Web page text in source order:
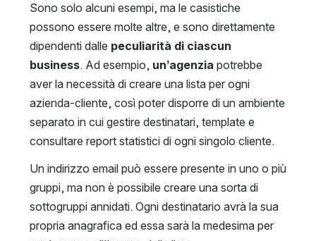
Sono solo alcuni esempi, ma le casistiche
possono essere molte altre, e sono direttamente
dipendenti dalle peculiarità di ciascun
business. Ad esempio, un’agenzia potrebbe
aver la necessità di creare una lista per ogni
azienda-cliente, così poter disporre di un ambiente
separato in cui gestire destinatari, template e
consultare report statistici di ogni singolo cliente.
Un indirizzo email può essere presente in uno o più
gruppi, ma non è possibile creare una sorta di
sottogruppi annidati. Ogni destinatario avrà la sua
propria anagrafica ed essa sarà la medesima per